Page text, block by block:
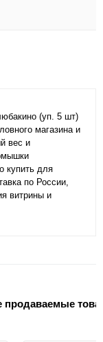
(уп. 5 шт)
магазина и
вес и
купить для
по России,
витрины и